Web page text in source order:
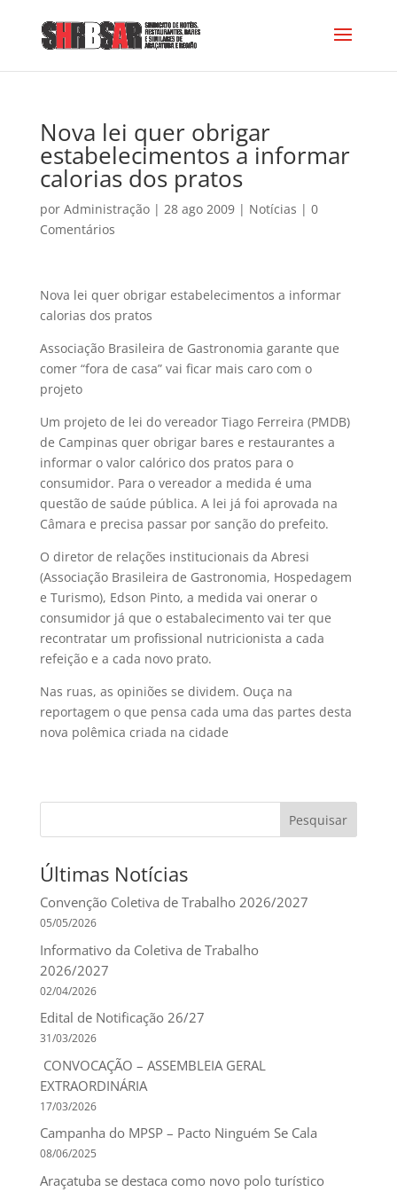
Nova lei quer obrigar
estabelecimentos a informar
calorias dos pratos
por Administração| 28 ago 2009| Notícias | 0
Comentários
Nova lei quer obrigar estabelecimentos a informar
calorias dos pratos
Associação Brasileira de Gastronomia garante que
comer “fora de casa” vai ficar mais caro com o
projeto
Um projeto de lei do vereador Tiago Ferreira (PMDB)
de Campinas quer obrigar bares e restaurantes a
informar o valor calórico dos pratos para o
consumidor. Para o vereador a medida é uma
questão de saúde pública. A lei já foi aprovada na
Câmara e precisa passar por sanção do prefeito.
O diretor de relações institucionais da Abresi
(Associação Brasileira de Gastronomia, Hospedagem
e Turismo), Edson Pinto, a medida vai onerar o
consumidor já que o estabalecimento vai ter que
recontratar um profissional nutricionista a cada
refeição e a cada novo prato.
Nas ruas, as opiniões se dividem. Ouça na
reportagem o que pensa cada uma das partes desta
nova polêmica criada na cidade
Pesquisar
Últimas Notícias
Convenção Coletiva de Trabalho 2026/2027
05/05/2026
Informativo da Coletiva de Trabalho
2026/2027
02/04/2026
Edital de Notificação 26/27
31/03/2026
CONVOCAÇÃO – ASSEMBLEIA GERAL
EXTRAORDINÁRIA
17/03/2026
Campanha do MPSP – Pacto Ninguém Se Cala
08/06/2025
Araçatuba se destaca como novo polo turístico